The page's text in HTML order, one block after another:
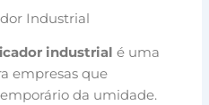
Industrial
industrial é uma
empresas que
da umidade.